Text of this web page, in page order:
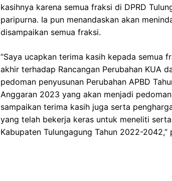
kasihnya karena semua fraksi di DPRD
paripurna. Ia pun menandaskan akan
disampaikan semua fraksi.
“Saya ucapkan terima kasih kepada semua
akhir terhadap Rancangan Perubahan KUA
pedoman penyusunan Perubahan APBD
Anggaran 2023 yang akan menjadi
sampaikan terima kasih juga serta
yang telah bekerja keras untuk meneliti
Kabupaten Tulungagung Tahun 2022-2042,”